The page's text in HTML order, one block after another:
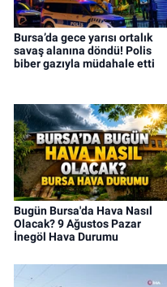
Bursa’da gece yarısı ortalık
savaş alanına döndü! Polis
biber gazıyla müdahale etti
Bugün Bursa'da Hava Nasıl
Olacak? 9 Ağustos Pazar
İnegöl Hava Durumu